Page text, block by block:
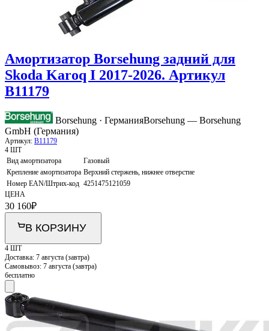
Амортизатор Borsehung задний для
Skoda Karoq I 2017-2026. Артикул
B11179
Borsehung · ГерманияBorsehung — Borsehung
GmbH (Германия)
Артикул: B11179
4 ШТ
Вид амортизатора
Газовый
Крепление амортизатора Верхний стержень, нижнее отверстие
Номер EAN/Штрих-код 4251475121059
ЦЕНА
30 160₽
В КОРЗИНУ
4 ШТ
Доставка: 7 августа (завтра)
Самовывоз: 7 августа (завтра)
бесплатно